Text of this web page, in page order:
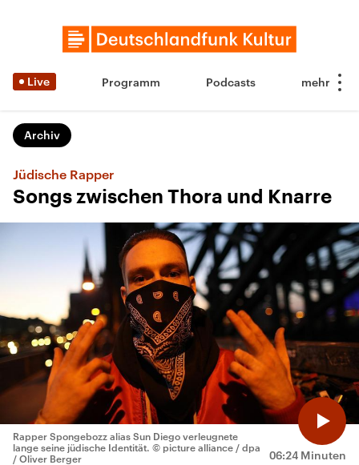
Live Programm Podcasts
Archiv
Jüdische Rapper
Songs zwischen Thora und Knarre
06:24 Minuten
Rapper Spongebozz alias Sun Diego verleugnete
lange seine jüdische Identität. © picture alliance / dpa
/ Oliver Berger